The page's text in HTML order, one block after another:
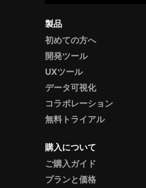
製品
初めての方へ
開発ツール
UXツール
データ可視化
コラボレーション
無料トライアル
購入について
ご購入ガイド
プランと価格